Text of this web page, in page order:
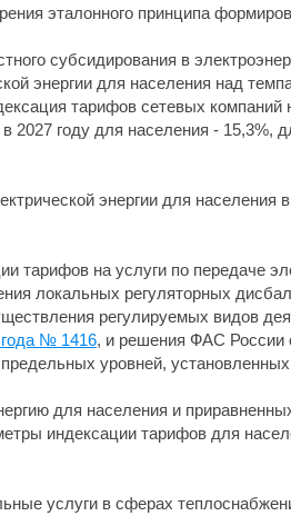
эталонного принципа
субсидирования в
энергии для населения над
тарифов сетевых компаний
2027 году для населения - 15,3%,
энергии для населения
тарифов на услуги по передаче
локальных регуляторных
регулируемых видов
года № 1416, и решения ФАС России
уровней,
для населения и
индексации тарифов для
услуги в сферах